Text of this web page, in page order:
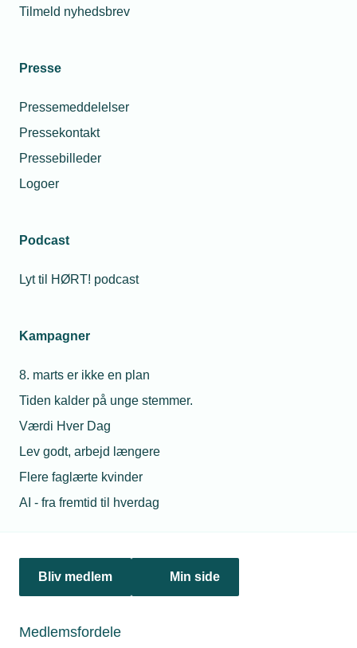
Tilmeld nyhedsbrev
Presse
Pressemeddelelser
Pressekontakt
Pressebilleder
Logoer
Podcast
Lyt til HØRT! podcast
Kampagner
8. marts er ikke en plan
Tiden kalder på unge stemmer.
Værdi Hver Dag
Lev godt, arbejd længere
Flere faglærte kvinder
AI - fra fremtid til hverdag
Bliv medlem Min side
Medlemsfordele
Politik & analyse
jura@tekniq.dk
tekniq@tekniq.dk
Fredag fra kl. 8:00 til 15:00